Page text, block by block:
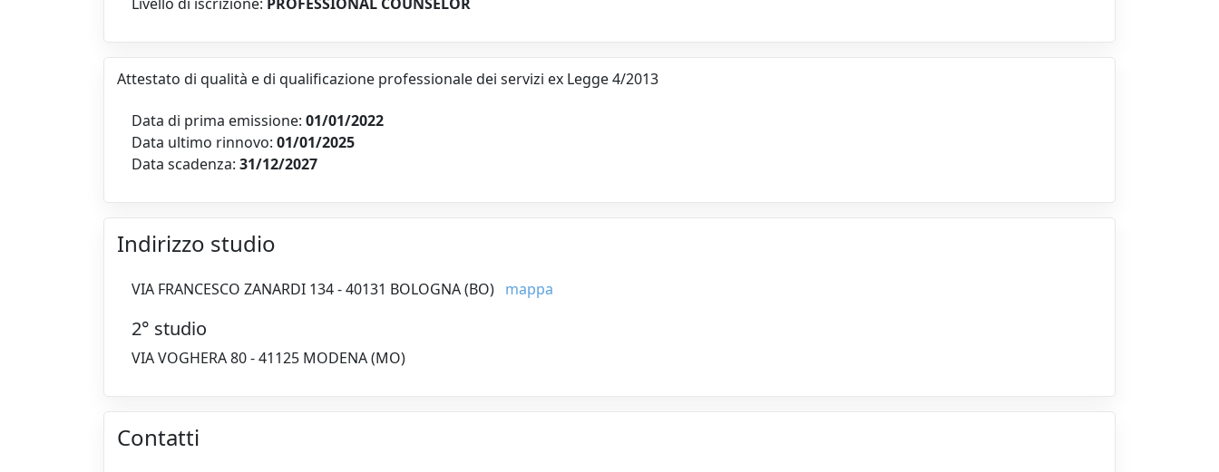
Livello di iscrizione: PROFESSIONAL COUNSELOR
Attestato di qualità e di qualificazione professionale dei servizi ex Legge 4/2013
Data di prima emissione: 01/01/2022
Data ultimo rinnovo: 01/01/2025
Data scadenza: 31/12/2027
Indirizzo studio
VIA FRANCESCO ZANARDI 134 - 40131 BOLOGNA (BO) mappa
2° studio
VIA VOGHERA 80 - 41125 MODENA (MO)
Contatti